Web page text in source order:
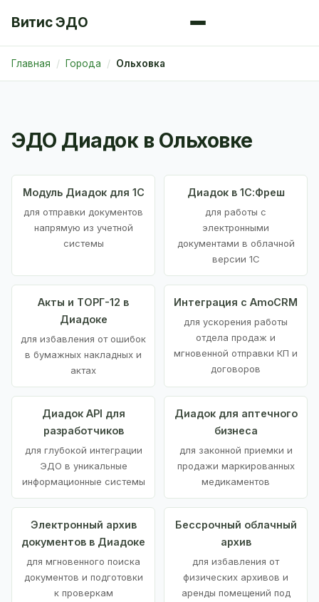
Витис ЭДО
Главная Города Ольховка
ЭДО Диадок в Ольховке
Модуль Диадок для 1С
для отправки документов
напрямую из учетной
системы
Диадок в 1С:Фреш
для работы с
электронными
документами в облачной
версии 1С
Акты и ТОРГ-12 в
Диадоке
для избавления от ошибок
в бумажных накладных и
актах
Интеграция с AmoCRM
для ускорения работы
отдела продаж и
мгновенной отправки КП и
договоров
Диадок API для
разработчиков
для глубокой интеграции
ЭДО в уникальные
информационные системы
Диадок для аптечного
бизнеса
для законной приемки и
продажи маркированных
медикаментов
Электронный архив
документов в Диадоке
для мгновенного поиска
документов и подготовки
к проверкам
Бессрочный облачный
архив
для избавления от
физических архивов и
аренды помещений под